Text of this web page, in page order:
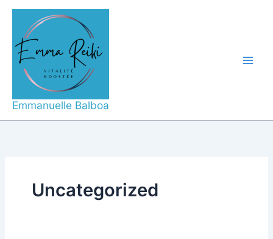
Aller
contenu
Emmanuelle Balboa
Uncategorized